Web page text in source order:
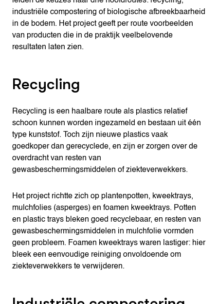
industriële compostering of biologische afbreekbaarheid
in de bodem. Het project geeft per route voorbeelden
van producten die in de praktijk veelbelovende
resultaten laten zien.
Recycling
Recycling is een haalbare route als plastics relatief
schoon kunnen worden ingezameld en bestaan uit één
type kunststof. Toch zijn nieuwe plastics vaak
goedkoper dan gerecyclede, en zijn er zorgen over de
overdracht van resten van
gewasbeschermingsmiddelen of ziekteverwekkers.
Het project richtte zich op plantenpotten, kweektrays,
mulchfolies (asperges) en foamen kweektrays. Potten
en plastic trays bleken goed recyclebaar, en resten van
gewasbeschermingsmiddelen in mulchfolie vormden
geen probleem. Foamen kweektrays waren lastiger: hier
bleek een eenvoudige reiniging onvoldoende om
ziekteverwekkers te verwijderen.